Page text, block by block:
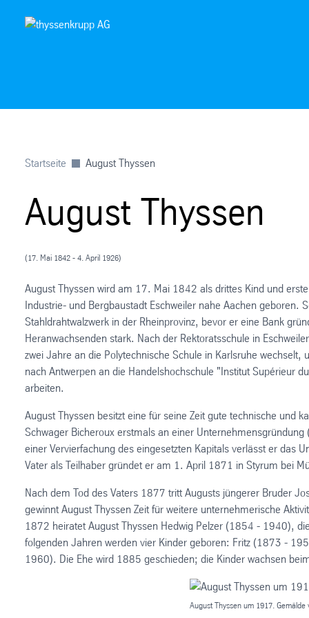
Startseite August Thyssen
August Thyssen
(17. Mai 1842 - 4. April 1926)
August Thyssen wird am 17. Mai 1842 als drittes Kind und
Industrie- und Bergbaustadt Eschweiler nahe Aachen
Stahldrahtwalzwerk in der Rheinprovinz, bevor er eine Bank
Heranwachsenden stark. Nach der Rektoratsschule in
zwei Jahre an die Polytechnische Schule in Karlsruhe
nach Antwerpen an die Handelshochschule "Institut Supérieur
arbeiten.
August Thyssen besitzt eine für seine Zeit gute technische und
Schwager Bicheroux erstmals an einer
einer Vervierfachung des eingesetzten Kapitals verlässt er das
Vater als Teilhaber gründet er am 1. April 1871 in Styrum bei
Nach dem Tod des Vaters 1877 tritt Augusts jüngerer Bruder
gewinnt August Thyssen Zeit für weitere unternehmerische
1872 heiratet August Thyssen Hedwig Pelzer (1854 - 1940),
folgenden Jahren werden vier Kinder geboren: Fritz (1873 -
1960). Die Ehe wird 1885 geschieden; die Kinder wachsen
August Thyssen um 1917.